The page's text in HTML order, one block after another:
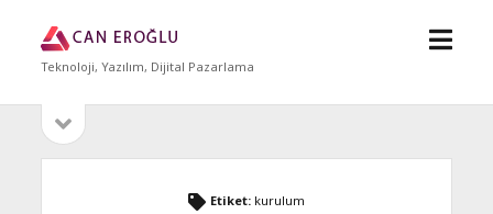
Can
Eroğlu
Teknoloji, Yazılım, Dijital Pazarlama
Sidebarmenüyü
Etiket: kurulum